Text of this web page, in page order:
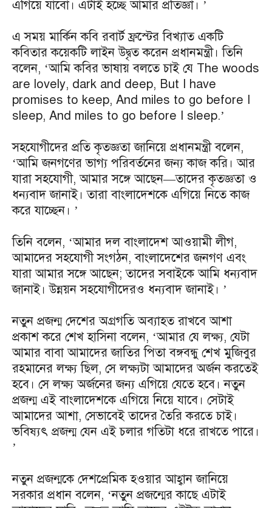
এগিয়ে যাবো। এটাই হচ্ছে আমার প্রতিজ্ঞা। ’
এ সময় মার্কিন কবি রবার্ট ফ্রস্টের বিখ্যাত একটি
কবিতার কয়েকটি লাইন উদ্বৃত করেন প্রধানমন্ত্রী। তিনি
বলেন, ‘আমি কবির ভাষায় বলতে চাই যে The woods
are lovely, dark and deep, But I have
promises to keep, And miles to go before I
sleep, And miles to go before I sleep.’
সহযোগীদের প্রতি কৃতজ্ঞতা জানিয়ে প্রধানমন্ত্রী বলেন,
‘আমি জনগণের ভাগ্য পরিবর্তনের জন্য কাজ করি। আর
যারা সহযোগী, আমার সঙ্গে আছেন—তাদের কৃতজ্ঞতা ও
ধন্যবাদ জানাই। তারা বাংলাদেশকে এগিয়ে নিতে কাজ
করে যাচ্ছেন। ’
তিনি বলেন, ‘আমার দল বাংলাদেশ আওয়ামী লীগ,
আমাদের সহযোগী সংগঠন, বাংলাদেশের জনগণ এবং
যারা আমার সঙ্গে আছেন; তাদের সবাইকে আমি ধন্যবাদ
জানাই। উন্নয়ন সহযোগীদেরও ধন্যবাদ জানাই। ’
নতুন প্রজন্ম দেশের অগ্রগতি অব্যাহত রাখবে আশা
প্রকাশ করে শেখ হাসিনা বলেন, ‘আমার যে লক্ষ্য, যেটা
আমার বাবা আমাদের জাতির পিতা বঙ্গবন্ধু শেখ মুজিবুর
রহমানের লক্ষ্য ছিল, সে লক্ষ্যটা আমাদের অর্জন করতেই
হবে। সে লক্ষ্য অর্জনের জন্য এগিয়ে যেতে হবে। নতুন
প্রজন্ম এই বাংলাদেশকে এগিয়ে নিয়ে যাবে। সেটাই
আমাদের আশা, সেভাবেই তাদের তৈরি করতে চাই।
ভবিষ্যৎ প্রজন্ম যেন এই চলার গতিটা ধরে রাখতে পারে।
’
নতুন প্রজন্মকে দেশপ্রেমিক হওয়ার আহ্বান জানিয়ে
সরকার প্রধান বলেন, ‘নতুন প্রজন্মের কাছে এটাই